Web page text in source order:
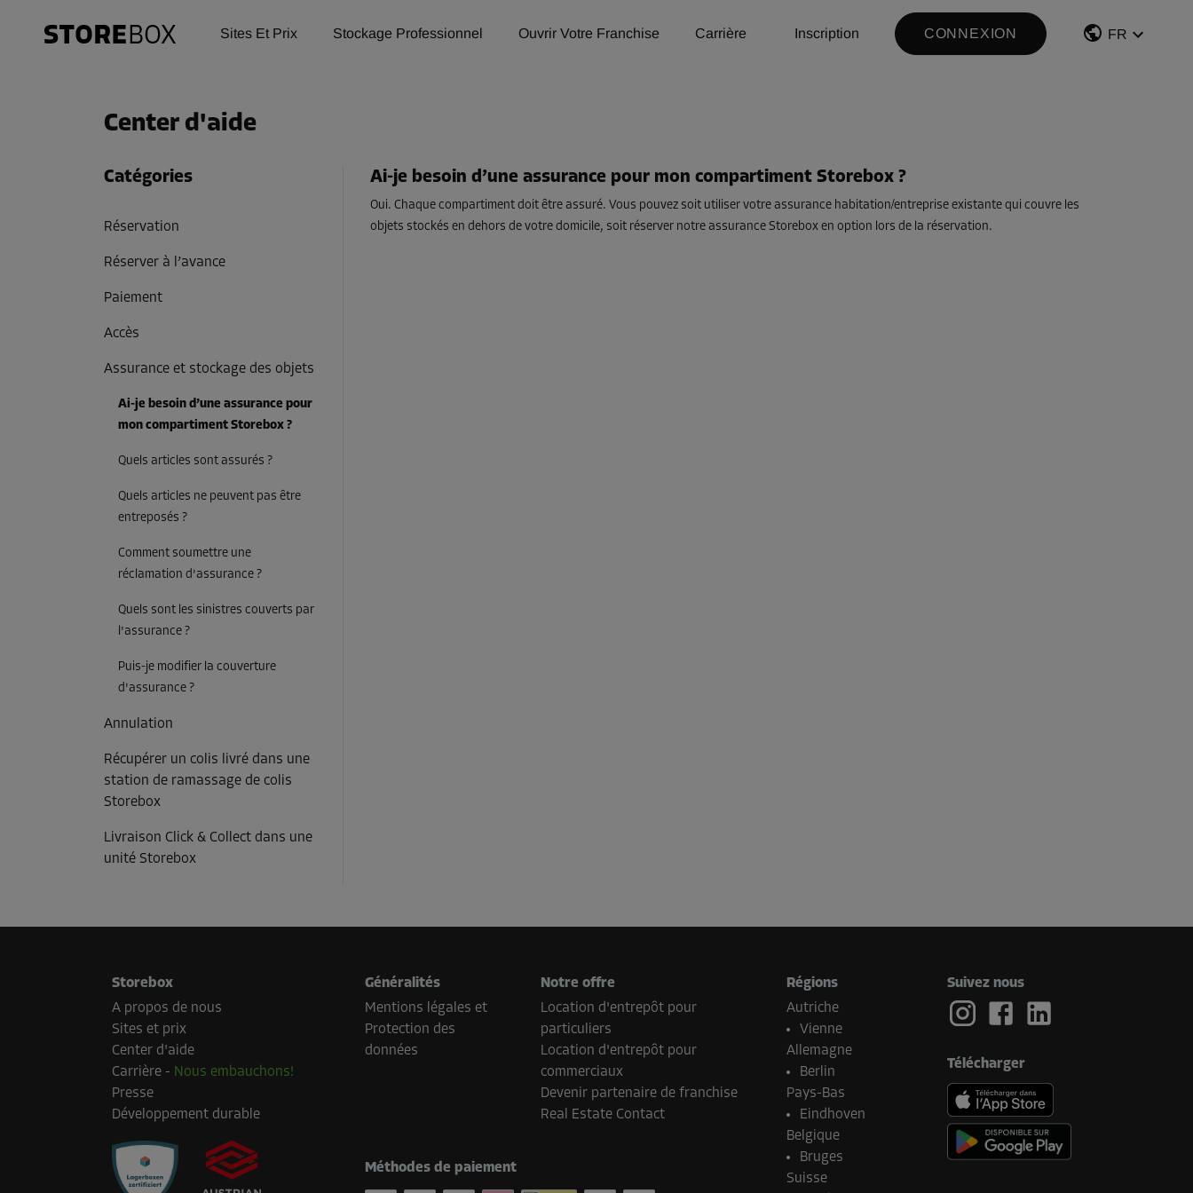
Sites Et Prix Stockage Professionnel Ouvrir Votre Franchise Carrière Inscription CONNEXION FR
Center d'aide
Catégories
Réservation
Réserver à l’avance
Paiement
Accès
Assurance et stockage des objets
Ai-je besoin d’une assurance pour
mon compartiment Storebox ?
Quels articles sont assurés ?
Quels articles ne peuvent pas être
entreposés ?
Comment soumettre une
réclamation d'assurance ?
Quels sont les sinistres couverts par
l'assurance ?
Puis-je modifier la couverture
d'assurance ?
Annulation
Récupérer un colis livré dans une
station de ramassage de colis
Storebox
Livraison Click & Collect dans une
unité Storebox
Ai-je besoin d’une assurance pour mon compartiment Storebox ?
Oui. Chaque compartiment doit être assuré. Vous pouvez soit utiliser votre assurance habitation/entreprise existante qui couvre les
objets stockés en dehors de votre domicile, soit réserver notre assurance Storebox en option lors de la réservation.
Storebox
A propos de nous
Sites et prix
Center d'aide
Carrière - Nous embauchons!
Presse
Développement durable
Généralités
Mentions légales et
Protection des
données
Notre offre
Location d'entrepôt pour
particuliers
Location d'entrepôt pour
commerciaux
Devenir partenaire de franchise
Real Estate Contact
Méthodes de paiement
Régions
Autriche
Vienne
Allemagne
Berlin
Pays-Bas
Eindhoven
Belgique
Bruges
Suisse
Suivez nous
Télécharger